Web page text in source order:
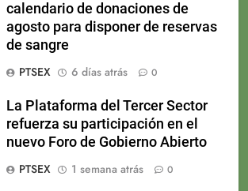
calendario de donaciones de
agosto para disponer de reservas
de sangre
PTSEX
6 días atrás 0
La Plataforma del Tercer Sector
refuerza su participación en el
nuevo Foro de Gobierno Abierto
PTSEX
1 semana atrás 0